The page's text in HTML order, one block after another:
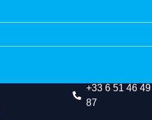
+33 6 51 46 49
87